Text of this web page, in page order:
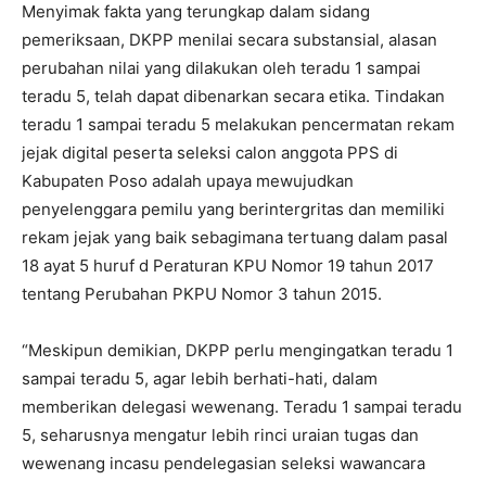
Menyimak fakta yang terungkap dalam sidang
pemeriksaan, DKPP menilai secara substansial, alasan
perubahan nilai yang dilakukan oleh teradu 1 sampai
teradu 5, telah dapat dibenarkan secara etika. Tindakan
teradu 1 sampai teradu 5 melakukan pencermatan rekam
jejak digital peserta seleksi calon anggota PPS di
Kabupaten Poso adalah upaya mewujudkan
penyelenggara pemilu yang berintergritas dan memiliki
rekam jejak yang baik sebagimana tertuang dalam pasal
18 ayat 5 huruf d Peraturan KPU Nomor 19 tahun 2017
tentang Perubahan PKPU Nomor 3 tahun 2015.
“Meskipun demikian, DKPP perlu mengingatkan teradu 1
sampai teradu 5, agar lebih berhati-hati, dalam
memberikan delegasi wewenang. Teradu 1 sampai teradu
5, seharusnya mengatur lebih rinci uraian tugas dan
wewenang incasu pendelegasian seleksi wawancara